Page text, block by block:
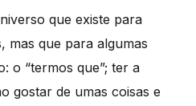
que existe para
mas que para algumas
o “termos que”; ter a
gostar de umas coisas e